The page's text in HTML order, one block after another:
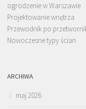
ogrodzenie w Warszawie
Projektowanie wnętrza
Przewodnik po
Nowoczesne typy ścian
ARCHIWA
maj 2026